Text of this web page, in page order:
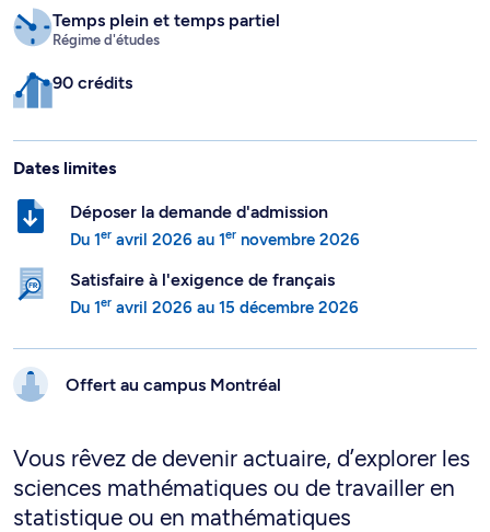
Temps plein et temps partiel
Régime d'études
90 crédits
Dates limites
Déposer la demande d'admission
Du 1er avril 2026 au 1er novembre 2026
Satisfaire à l'exigence de français
Du 1er avril 2026 au 15 décembre 2026
Offert au campus Montréal
Vous rêvez de devenir actuaire, d’explorer les
sciences mathématiques ou de travailler en
statistique ou en mathématiques